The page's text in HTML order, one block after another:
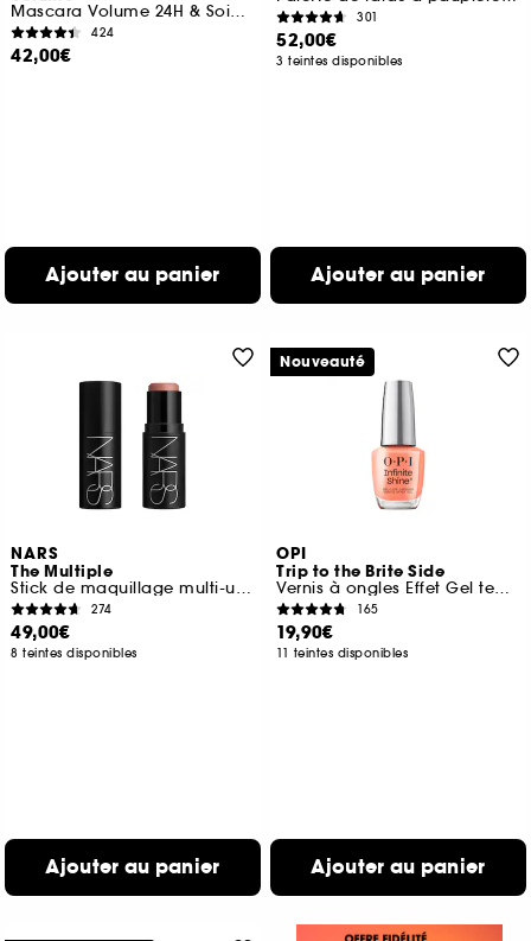
Mascara Volume 24H & Soin des Cils
424
42,00€
Ajouter au panier
301
52,00€
3 teintes disponibles
Ajouter au panier
NARS
The Multiple
Stick de maquillage multi-usage
274
49,00€
8 teintes disponibles
Ajouter au panier
OPI
Trip to the Brite Side
Vernis à ongles Effet Gel tenue jusqu'à 11 jours
165
19,90€
11 teintes disponibles
Ajouter au panier
Nouveauté